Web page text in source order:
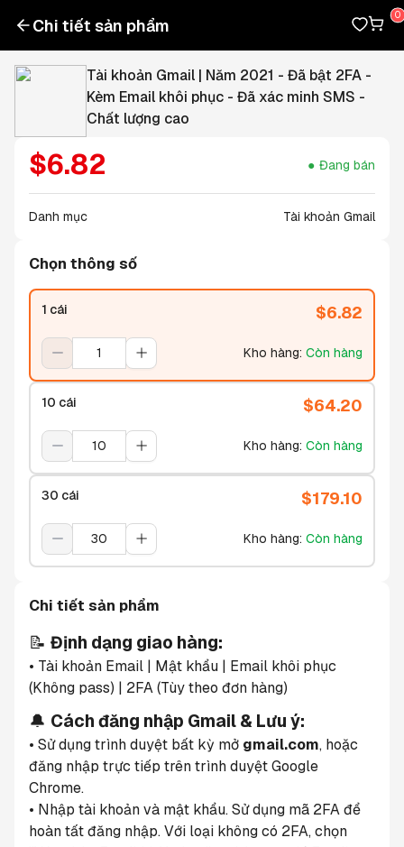
Chi tiết sản phẩm
Tài khoản Gmail | Năm 2021 - Đã bật 2FA -
Kèm Email khôi phục - Đã xác minh SMS -
Chất lượng cao
$6.82 Đang bán
Danh mục Tài khoản Gmail
Chọn thông số
1 cái $6.82
Kho hàng: Còn hàng
10 cái $64.20
Kho hàng: Còn hàng
30 cái $179.10
Kho hàng: Còn hàng
Chi tiết sản phẩm
📝 Định dạng giao hàng:
• Tài khoản Email | Mật khẩu | Email khôi phục
(Không pass) | 2FA (Tùy theo đơn hàng)
🔔 Cách đăng nhập Gmail & Lưu ý:
• Sử dụng trình duyệt bất kỳ mở gmail.com, hoặc
đăng nhập trực tiếp trên trình duyệt Google
Chrome.
• Nhập tài khoản và mật khẩu. Sử dụng mã 2FA để
hoàn tất đăng nhập. Với loại không có 2FA, chọn